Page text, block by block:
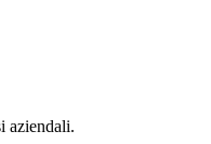
aziendali.